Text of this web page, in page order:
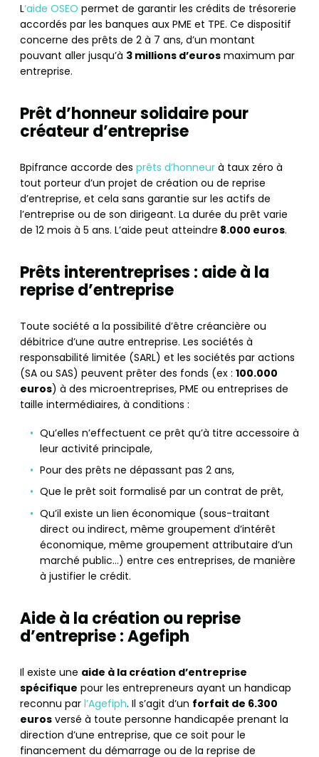
L‘aide OSEO permet de garantir les crédits de trésorerie
accordés par les banques aux PME et TPE. Ce dispositif
concerne des prêts de 2 à 7 ans, d’un montant
pouvant aller jusqu’à 3 millions d’euros maximum par
entreprise.
Prêt d’honneur solidaire pour
créateur d’entreprise
Bpifrance accorde des prêts d’honneur à taux zéro à
tout porteur d’un projet de création ou de reprise
d’entreprise, et cela sans garantie sur les actifs de
l’entreprise ou de son dirigeant. La durée du prêt varie
de 12 mois à 5 ans. L’aide peut atteindre 8.000 euros.
Prêts interentreprises : aide à la
reprise d’entreprise
Toute société a la possibilité d’être créancière ou
débitrice d’une autre entreprise. Les sociétés à
responsabilité limitée (SARL) et les sociétés par actions
(SA ou SAS) peuvent prêter des fonds (ex : 100.000
euros) à des microentreprises, PME ou entreprises de
taille intermédiaires, à conditions :
Qu’elles n’effectuent ce prêt qu’à titre accessoire à
leur activité principale,
Pour des prêts ne dépassant pas 2 ans,
Que le prêt soit formalisé par un contrat de prêt,
Qu’il existe un lien économique (sous-traitant
direct ou indirect, même groupement d’intérêt
économique, même groupement attributaire d’un
marché public…) entre ces entreprises, de manière
à justifier le crédit.
Aide à la création ou reprise
d’entreprise : Agefiph
Il existe une aide à la création d’entreprise
spécifique pour les entrepreneurs ayant un handicap
reconnu par l’Agefiph. Il s’agit d’un forfait de 6.300
euros versé à toute personne handicapée prenant la
direction d’une entreprise, que ce soit pour le
financement du démarrage ou de la reprise de